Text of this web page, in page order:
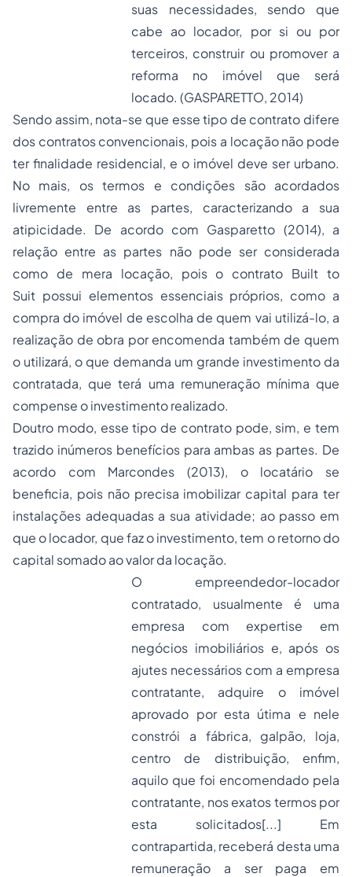
suas necessidades, sendo que
cabe ao locador, por si ou por
terceiros, construir ou promover a
reforma no imóvel que será
locado. (GASPARETTO, 2014)
Sendo assim, nota-se que esse tipo de contrato difere
dos contratos convencionais, pois a locação não pode
ter finalidade residencial, e o imóvel deve ser urbano.
No mais, os termos e condições são acordados
livremente entre as partes, caracterizando a sua
atipicidade. De acordo com Gasparetto (2014), a
relação entre as partes não pode ser considerada
como de mera locação, pois o contrato Built to
Suit possui elementos essenciais próprios, como a
compra do imóvel de escolha de quem vai utilizá-lo, a
realização de obra por encomenda também de quem
o utilizará, o que demanda um grande investimento da
contratada, que terá uma remuneração mínima que
compense o investimento realizado.
Doutro modo, esse tipo de contrato pode, sim, e tem
trazido inúmeros benefícios para ambas as partes. De
acordo com Marcondes (2013), o locatário se
beneficia, pois não precisa imobilizar capital para ter
instalações adequadas a sua atividade; ao passo em
que o locador, que faz o investimento, tem o retorno do
capital somado ao valor da locação.
O empreendedor-locador
contratado, usualmente é uma
empresa com expertise em
negócios imobiliários e, após os
ajutes necessários com a empresa
contratante, adquire o imóvel
aprovado por esta útima e nele
constrói a fábrica, galpão, loja,
centro de distribuição, enfim,
aquilo que foi encomendado pela
contratante, nos exatos termos por
esta solicitados[...] Em
contrapartida, receberá desta uma
remuneração a ser paga em